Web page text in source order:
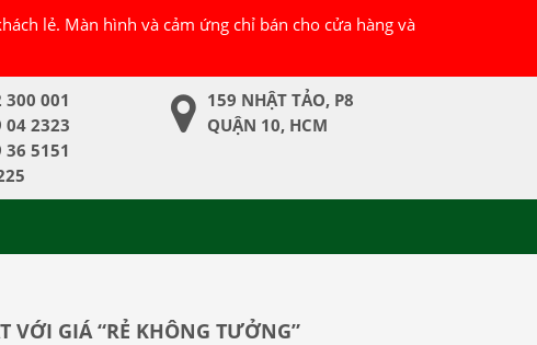
lẻ. Màn hình và cảm ứng chỉ bán cho cửa hàng và
300 001
04 2323
36 5151
159 NHẬT TẢO, P8
QUẬN 10, HCM
VỚI GIÁ “RẺ KHÔNG TƯỞNG”